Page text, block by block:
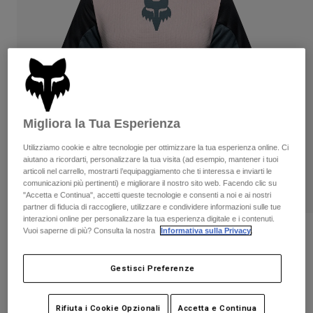
Pantaloni
Pantaloncini
Giacche
Protezioni
Maschere
Calze
Pantaloni
Guanti
Giacche
Protezioni
Maschere
Calze
Borse e accessori
Parti di ricambio
Donna
T-shirt
Felpe
Giacche
Pantaloni & Pantaloncini
Camicie
Bambini
Calze
Vedi tutto
Caschi
Maglie​
Pantaloni
Stivali
Protezioni
Maschere
Recensioni
Maglia da ragazzo Defend Creation
Prodotto n.38389
Migliora la Tua Esperienza
Utilizziamo cookie e altre tecnologie per ottimizzare la tua esperienza online. Ci
aiutano a ricordarti, personalizzare la tua visita (ad esempio, mantener i tuoi
articoli nel carrello, mostrarti l’equipaggiamento che ti interessa e inviarti le
comunicazioni più pertinenti) e migliorare il nostro sito web. Facendo clic su
"Accetta e Continua", accetti queste tecnologie e consenti a noi e ai nostri
partner di fiducia di raccogliere, utilizzare e condividere informazioni sulle tue
interazioni online per personalizzare la tua esperienza digitale e i contenuti.
Vuoi saperne di più? Consulta la nostra
Informativa sulla Privacy
Gestisci Preferenze
Rifiuta i Cookie Opzionali Accetta e Continua